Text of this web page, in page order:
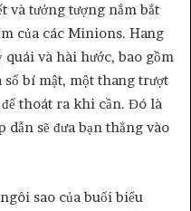
tưởng tượng nắm bắt
của các Minions. Hang
và hài hước, bao gồm
sổ bí mật, một thang trượt
thoát ra khi cần. Đó là
sẽ đưa bạn thẳng vào
sao của buổi biểu